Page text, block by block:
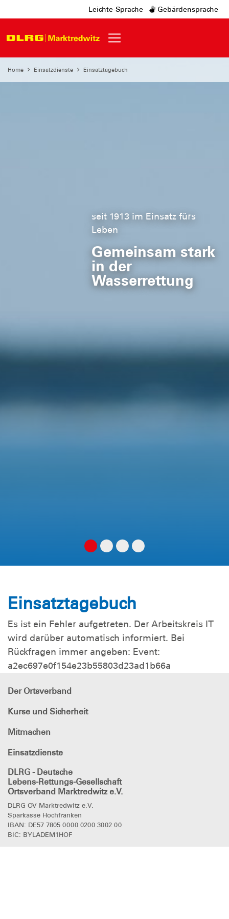
Leichte-Sprache Gebärdensprache
Home Einsatzdienste Einsatztagebuch
seit 1913 im Einsatz fürs
Leben
Gemeinsam stark
in der
Wasserrettung
Einsatztagebuch
Es ist ein Fehler aufgetreten. Der Arbeitskreis IT
wird darüber automatisch informiert. Bei
Rückfragen immer angeben: Event:
a2ec697e0f154e23b55803d23ad1b66a
Der Ortsverband
Kurse und Sicherheit
Mitmachen
Einsatzdienste
DLRG - Deutsche
Lebens-Rettungs-Gesellschaft
Ortsverband Marktredwitz e.V.
DLRG OV Marktredwitz e.V.
Sparkasse Hochfranken
IBAN: DE57 7805 0000 0200 3002 00
BIC: BYLADEM1HOF